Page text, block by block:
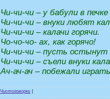
Чи-чи-чи – у бабули в печке
Чи-чи-чи – внуки любят
Чи-чи-чи – калачи горячи.
Чо-чо-чо- ах, как горячо!
Чи-чи-чи – пусть остынут
Чи-чи-чи – съели внуки
Ач-ач-ач – побежали
Чистоговорки